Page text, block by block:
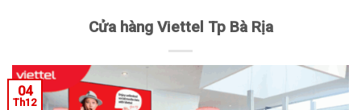
Cửa hàng Viettel Tp Bà Rịa
04
Th12